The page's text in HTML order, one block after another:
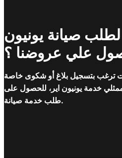
صيانة يونيون
علي عروضنا ؟
ترغب بتسجيل بلاغ أو شكوى خاصة
خدمة يونيون اير، للحصول على
طلب خدمة صيانة.